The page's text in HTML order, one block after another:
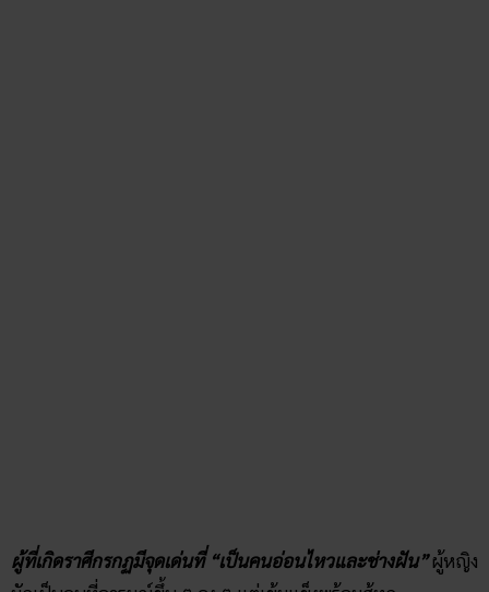
ร่ารับทรัพย์รับโชค!